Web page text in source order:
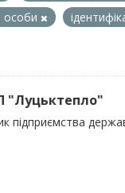
особи
"Луцьктепло"
підприємства